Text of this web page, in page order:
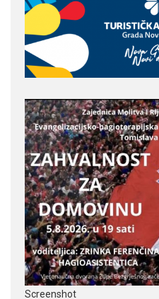
Screenshot